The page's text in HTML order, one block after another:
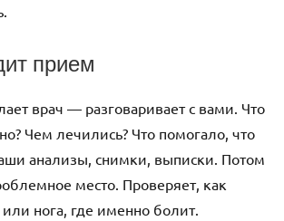
прием
врач — разговаривает с вами. Что
Чем лечились? Что помогало, что
анализы, снимки, выписки. Потом
место. Проверяет, как
или нога, где именно болит.